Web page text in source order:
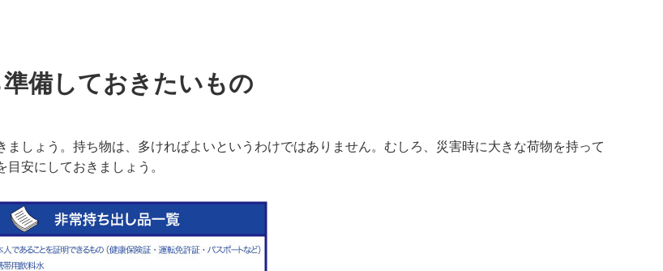
備しておきたいもの
しょう。持ち物は、多ければよいというわけではありません。むしろ、災害時に大きな荷物を持って
安にしておきましょう。